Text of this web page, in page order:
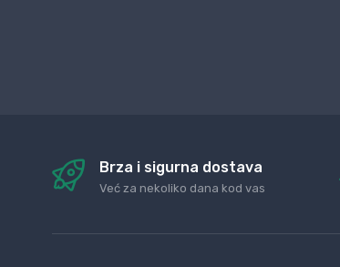
Brza i sigurna dostava
Već za nekoliko dana kod vas